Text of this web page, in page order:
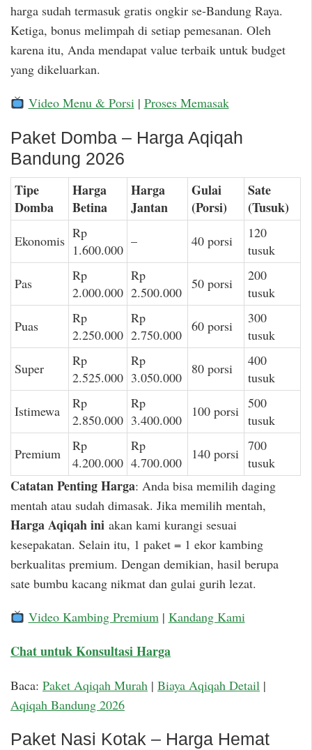
harga sudah termasuk gratis ongkir se-Bandung Raya.
Ketiga, bonus melimpah di setiap pemesanan. Oleh
karena itu, Anda mendapat value terbaik untuk budget
yang dikeluarkan.
Video Menu & Porsi| Proses Memasak
Paket Domba – Harga Aqiqah
Bandung 2026
Tipe
Domba
Harga
Betina
Harga
Jantan
Gulai
(Porsi)
Sate
(Tusuk)
Ekonomis Rp
1.600.000
– 40 porsi
120
tusuk
Pas
Rp
2.000.000
Rp
2.500.000
50 porsi
200
tusuk
Puas
Rp
2.250.000
Rp
2.750.000
60 porsi
300
tusuk
Super
Rp
2.525.000
Rp
3.050.000
80 porsi
400
tusuk
Istimewa
Rp
2.850.000
Rp
3.400.000
100 porsi 500
tusuk
Premium
Rp
4.200.000
Rp
4.700.000
140 porsi 700
tusuk
Catatan Penting Harga: Anda bisa memilih daging
mentah atau sudah dimasak. Jika memilih mentah,
Harga Aqiqah ini akan kami kurangi sesuai
kesepakatan. Selain itu, 1 paket = 1 ekor kambing
berkualitas premium. Dengan demikian, hasil berupa
sate bumbu kacang nikmat dan gulai gurih lezat.
Video Kambing Premium| Kandang Kami
Chat untuk Konsultasi Harga
Baca: Paket Aqiqah Murah | Biaya Aqiqah Detail |
Aqiqah Bandung 2026
Paket Nasi Kotak – Harga Hemat